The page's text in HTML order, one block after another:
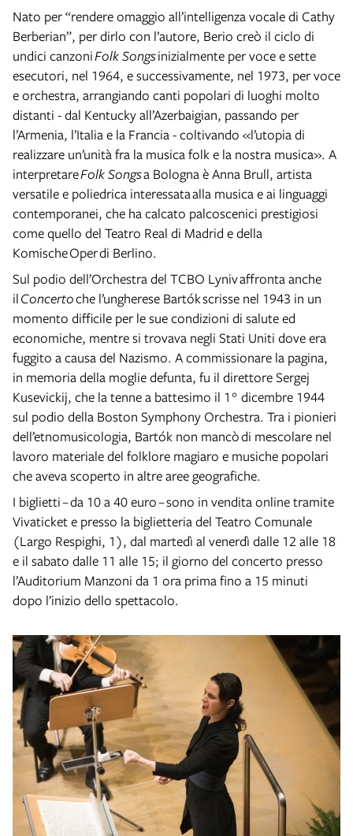
Nato per “rendere omaggio all’intelligenza vocale di Cathy
Berberian”, per dirlo con l’autore, Berio creò il ciclo di
undici canzoniFolk Songsinizialmente per voce e sette
esecutori, nel 1964, e successivamente, nel 1973, per voce
e orchestra, arrangiando canti popolari di luoghi molto
distanti - dal Kentucky all’Azerbaigian, passando per
l’Armenia, l’Italia e la Francia - coltivando «l’utopia di
realizzare un’unità fra la musica folk e la nostra musica». A
interpretareFolk Songsa Bologna è Anna Brull, artista
versatile e poliedrica interessata alla musica e ai linguaggi
contemporanei, che ha calcato palcoscenici prestigiosi
come quello del Teatro Real di Madrid e della
Komische Oper di Berlino.
Sul podio dell’Orchestra del TCBO Lyniv affronta anche
ilConcertoche l’ungherese Bartók scrisse nel 1943 in un
momento difficile per le sue condizioni di salute ed
economiche, mentre si trovava negli Stati Uniti dove era
fuggito a causa del Nazismo. A commissionare la pagina,
in memoria della moglie defunta, fu il direttore Sergej
Kusevickij, che la tenne a battesimo il 1° dicembre 1944
sul podio della Boston Symphony Orchestra. Tra i pionieri
dell’etnomusicologia, Bartók non mancò di mescolare nel
lavoro materiale del folklore magiaro e musiche popolari
che aveva scoperto in altre aree geografiche.
I biglietti – da 10 a 40 euro – sono in vendita online tramite
Vivaticket e presso la biglietteria del Teatro Comunale
(Largo Respighi, 1), dal martedì al venerdì dalle 12 alle 18
e il sabato dalle 11 alle 15; il giorno del concerto presso
l’Auditorium Manzoni da 1 ora prima fino a 15 minuti
dopo l’inizio dello spettacolo.